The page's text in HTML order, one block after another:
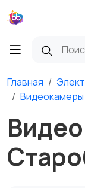
Главная
Видеокамеры